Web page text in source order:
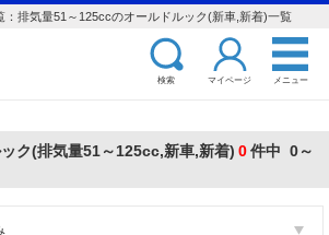
：排気量51～125ccのオールドルック(新車,新着)一覧
検索 マイページ メニュー
ク(排気量51～125cc,新車,新着) 0件中 0～